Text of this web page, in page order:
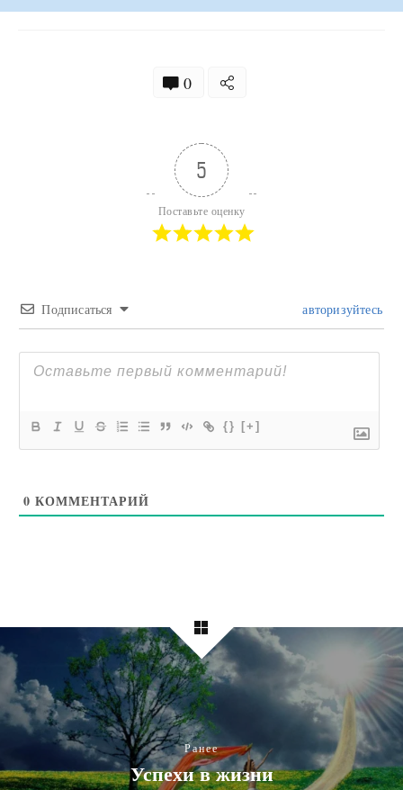
0
5
Поставьте оценку
Подписаться авторизуйтесь
{} [+]
0 КОММЕНТАРИЙ
Ранее
Успехи в жизни